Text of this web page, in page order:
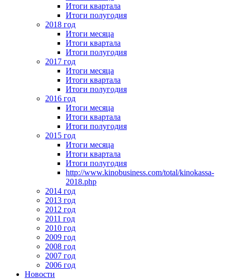
Итоги квартала
Итоги полугодия
2018 год
Итоги месяца
Итоги квартала
Итоги полугодия
2017 год
Итоги месяца
Итоги квартала
Итоги полугодия
2016 год
Итоги месяца
Итоги квартала
Итоги полугодия
2015 год
Итоги месяца
Итоги квартала
Итоги полугодия
http://www.kinobusiness.com/total/kinokassa-
2018.php
2014 год
2013 год
2012 год
2011 год
2010 год
2009 год
2008 год
2007 год
2006 год
Новости